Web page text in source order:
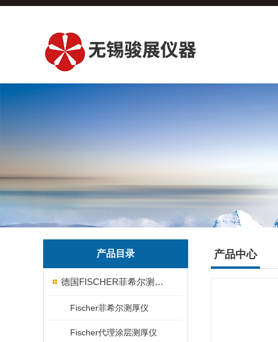
产品目录
德国FISCHER菲希尔测厚仪
Fischer菲希尔测厚仪
Fischer代理涂层测厚仪
产品中心